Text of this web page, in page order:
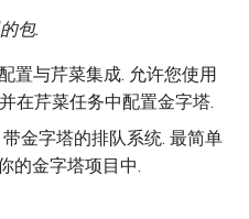
包.
置与芹菜集成. 允许您使用
在芹菜任务中配置金字塔.
金字塔的排队系统. 最简单
的金字塔项目中.